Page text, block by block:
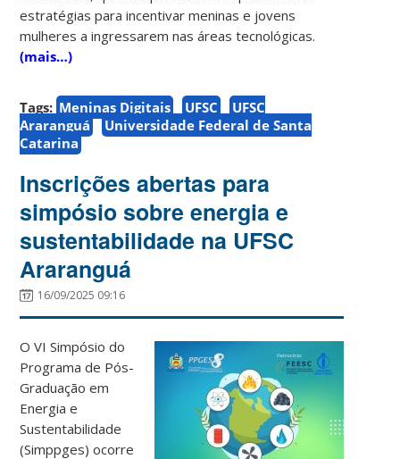
estratégias para incentivar meninas e jovens
mulheres a ingressarem nas áreas tecnológicas.
(mais…)
Tags: Meninas Digitais UFSC
UFSC
Araranguá
Universidade Federal de Santa
Catarina
Inscrições abertas para
simpósio sobre energia e
sustentabilidade na UFSC
Araranguá
16/09/2025 09:16
O VI Simpósio do
Programa de Pós-
Graduação em
Energia e
Sustentabilidade
(Simppges) ocorre